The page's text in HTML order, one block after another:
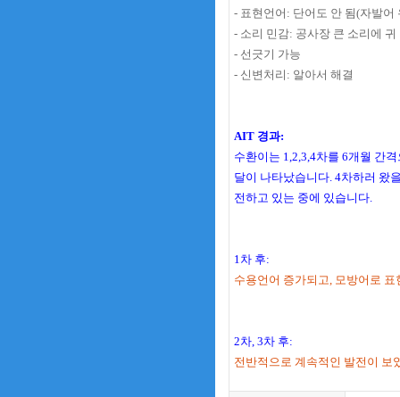
- 표현언어: 단어도 안 됨(자발
- 소리 민감: 공사장 큰 소리에 귀
- 선긋기 가능
- 신변처리: 알아서 해결
AIT 경과:
수환이는 1,2,3,4차를 6개월 간
달이 나타났습니다. 4차하러 왔
전하고 있는 중에 있습니다.
1차 후:
수용언어 증가되고, 모방어로
2차, 3차 후:
전반적으로 계속적인 발전이 보